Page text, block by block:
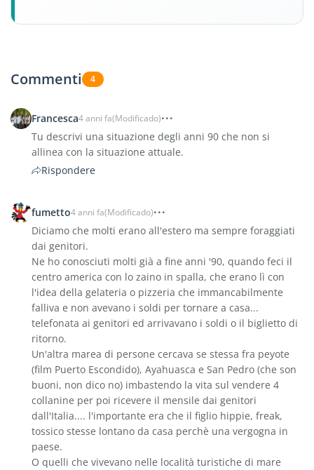
Commenti 4
Francesca4 anni fa(Modificado)
Tu descrivi una situazione degli anni 90 che non si
allinea con la situazione attuale.
Rispondere
fumetto4 anni fa(Modificado)
Diciamo che molti erano all'estero ma sempre foraggiati
dai genitori.
Ne ho conosciuti molti già a fine anni '90, quando feci il
centro america con lo zaino in spalla, che erano lì con
l'idea della gelateria o pizzeria che immancabilmente
falliva e non avevano i soldi per tornare a casa...
telefonata ai genitori ed arrivavano i soldi o il biglietto di
ritorno.
Un'altra marea di persone cercava se stessa fra peyote
(film Puerto Escondido), Ayahuasca e San Pedro (che son
buoni, non dico no) imbastendo la vita sul vendere 4
collanine per poi ricevere il mensile dai genitori
dall'Italia.... l'importante era che il figlio hippie, freak,
tossico stesse lontano da casa perchè una vergogna in
paese.
O quelli che vivevano nelle località turistiche di mare